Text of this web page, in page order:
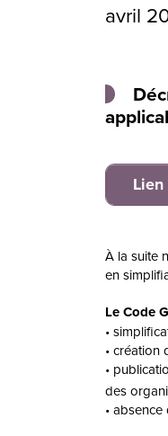
avril
À la suite
en
Le Code
•
• création
•
des
•